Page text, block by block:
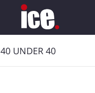
40 UNDER 40